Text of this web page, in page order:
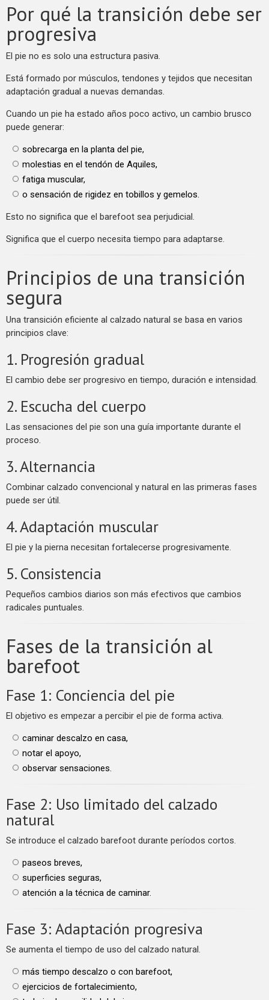
Por qué la transición debe ser
progresiva
El pie no es solo una estructura pasiva.
Está formado por músculos, tendones y tejidos que necesitan
adaptación gradual a nuevas demandas.
Cuando un pie ha estado años poco activo, un cambio brusco
puede generar:
sobrecarga en la planta del pie,
molestias en el tendón de Aquiles,
fatiga muscular,
o sensación de rigidez en tobillos y gemelos.
Esto no significa que el barefoot sea perjudicial.
Significa que el cuerpo necesita tiempo para adaptarse.
Principios de una transición
segura
Una transición eficiente al calzado natural se basa en varios
principios clave:
1. Progresión gradual
El cambio debe ser progresivo en tiempo, duración e intensidad.
2. Escucha del cuerpo
Las sensaciones del pie son una guía importante durante el
proceso.
3. Alternancia
Combinar calzado convencional y natural en las primeras fases
puede ser útil.
4. Adaptación muscular
El pie y la pierna necesitan fortalecerse progresivamente.
5. Consistencia
Pequeños cambios diarios son más efectivos que cambios
radicales puntuales.
Fases de la transición al
barefoot
Fase 1: Conciencia del pie
El objetivo es empezar a percibir el pie de forma activa.
caminar descalzo en casa,
notar el apoyo,
observar sensaciones.
Fase 2: Uso limitado del calzado
natural
Se introduce el calzado barefoot durante períodos cortos.
paseos breves,
superficies seguras,
atención a la técnica de caminar.
Fase 3: Adaptación progresiva
Se aumenta el tiempo de uso del calzado natural.
más tiempo descalzo o con barefoot,
ejercicios de fortalecimiento,